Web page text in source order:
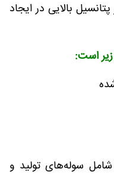
بالایی در ایجاد
است:
سوله‌های تولید و